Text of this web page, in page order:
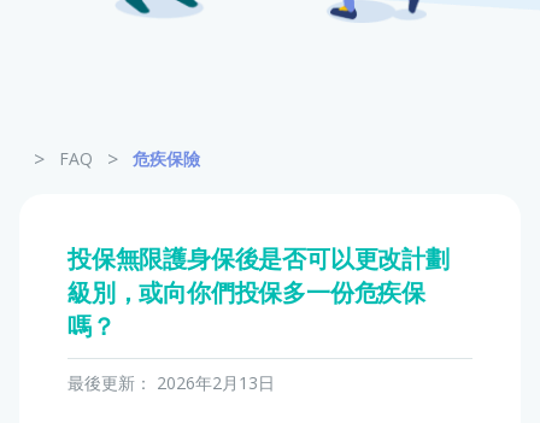
寵物保險
> FAQ > 危疾保險
投保無限護身保後是否可以更改計劃
級別，或向你們投保多一份危疾保
嗎？
最後更新： 2026年2月13日